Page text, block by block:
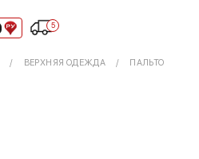
5
ВЕРХНЯЯ ОДЕЖДА ПАЛЬТО